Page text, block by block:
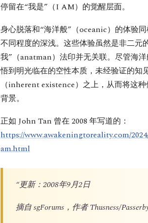
停留在“我是”（I AM）的觉醒层面。
身心脱落和“海洋般”（oceanic）的体验
不同程度的深浅。这些体验虽然是非二元
我”（anatman）法印并无关联。尽管海
悟到明光临在的空性本质，未经验证的知
（inherent existence）之上，从而将这
背景。
正如 John Tan 曾在 2008 年写道的：
https://www.awakeningtoreality.com/
am.html
“更新：2008年9月2日
摘自 sgForums，作者 Thusness/